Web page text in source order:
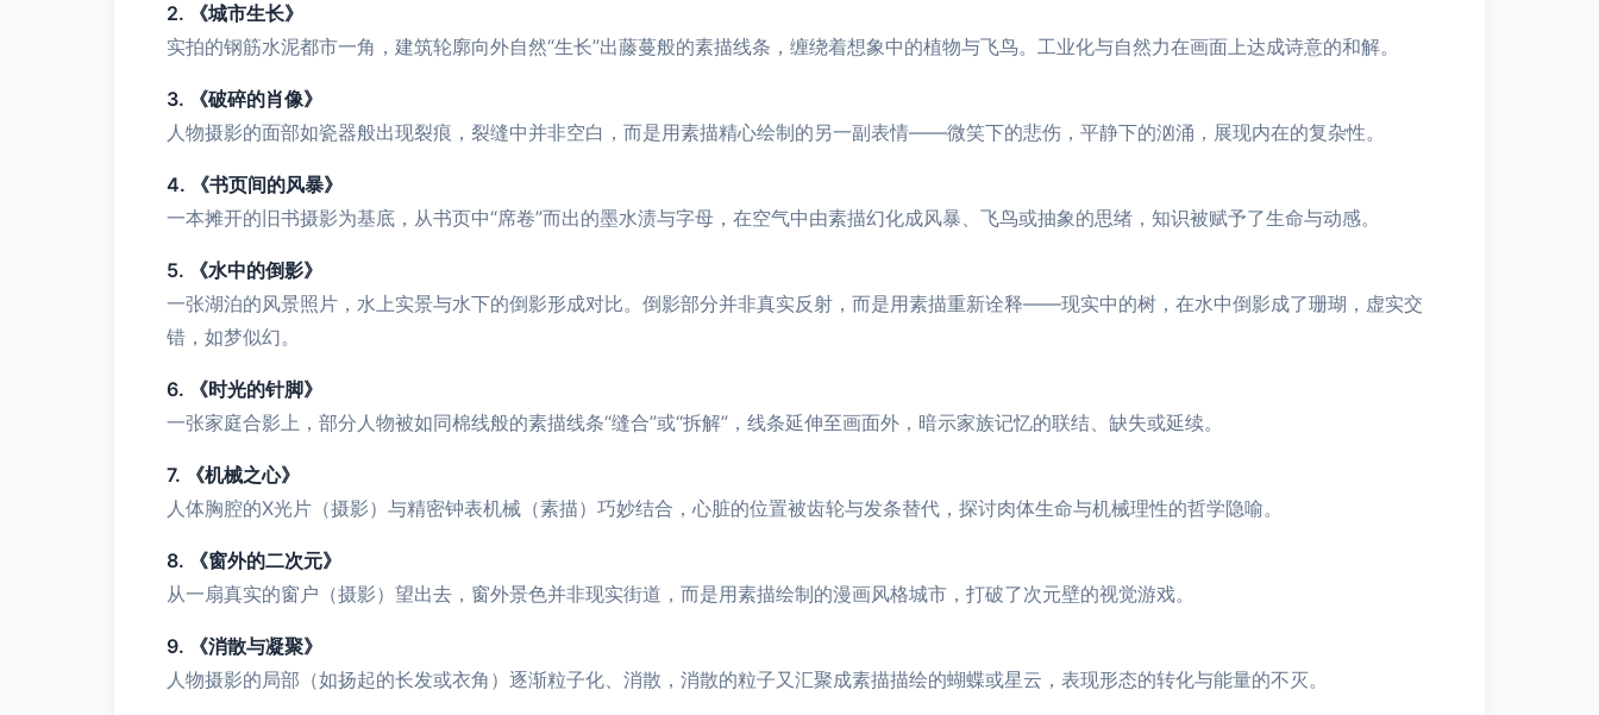
2. 《城市生长》
实拍的钢筋水泥都市一角，建筑轮廓向外自然“生长”出藤蔓般的素描线条，缠绕着想象中的植物与飞鸟。工业化与自然力在画面上达成诗意的和解。
3. 《破碎的肖像》
人物摄影的面部如瓷器般出现裂痕，裂缝中并非空白，而是用素描精心绘制的另一副表情——微笑下的悲伤，平静下的汹涌，展现内在的复杂性。
4. 《书页间的风暴》
一本摊开的旧书摄影为基底，从书页中“席卷”而出的墨水渍与字母，在空气中由素描幻化成风暴、飞鸟或抽象的思绪，知识被赋予了生命与动感。
5. 《水中的倒影》
一张湖泊的风景照片，水上实景与水下的倒影形成对比。倒影部分并非真实反射，而是用素描重新诠释——现实中的树，在水中倒影成了珊瑚，虚实交
错，如梦似幻。
6. 《时光的针脚》
一张家庭合影上，部分人物被如同棉线般的素描线条“缝合”或“拆解”，线条延伸至画面外，暗示家族记忆的联结、缺失或延续。
7. 《机械之心》
人体胸腔的X光片（摄影）与精密钟表机械（素描）巧妙结合，心脏的位置被齿轮与发条替代，探讨肉体生命与机械理性的哲学隐喻。
8. 《窗外的二次元》
从一扇真实的窗户（摄影）望出去，窗外景色并非现实街道，而是用素描绘制的漫画风格城市，打破了次元壁的视觉游戏。
9. 《消散与凝聚》
人物摄影的局部（如扬起的长发或衣角）逐渐粒子化、消散，消散的粒子又汇聚成素描描绘的蝴蝶或星云，表现形态的转化与能量的不灭。